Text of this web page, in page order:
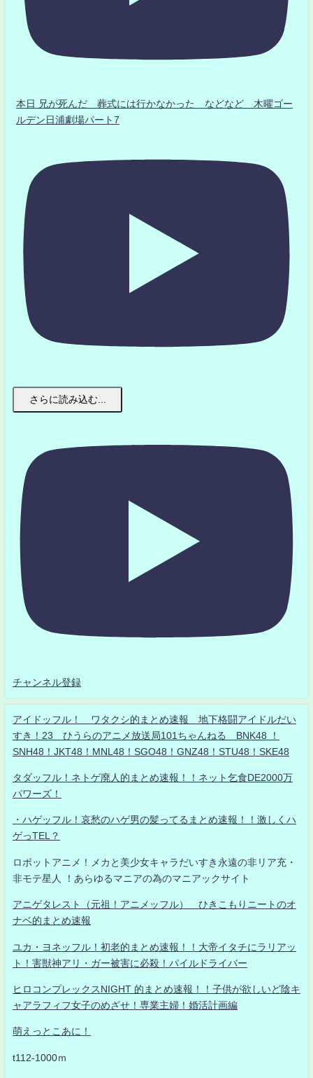
本日 兄が死んだ 葬式には行かなかった などなど 木曜ゴー
ルデン日浦劇場パート7
さらに読み込む...
チャンネル登録
アイドッフル！ ワタクシ的まとめ速報 地下格闘アイドルだい
すき！23 ひうらのアニメ放送局101ちゃんねる BNK48 ！
SNH48！JKT48！MNL48！SGO48！GNZ48！STU48！SKE48
タダッフル！ネトゲ廃人的まとめ速報！！ネット乞食DE2000万
パワーズ！
・ハゲッフル！哀愁のハゲ男の髪ってるまとめ速報！！激しくハ
ゲっTEL？
ロボットアニメ！メカと美少女キャラだいすき永遠の非リア充・
非モテ星人 ！あらゆるマニアの為のマニアックサイト
アニゲタレスト（元祖！アニメッフル） ひきこもりニートのオ
ナベ的まとめ速報
ユカ・ヨネッフル！初老的まとめ速報！！大帝イタチにラリアッ
ト！害獣神アリ・ガー被害に必殺！パイルドライバー
ヒロコンプレックスNIGHT 的まとめ速報！！子供が欲しいど陰キ
ャアラフィフ女子のめざせ！専業主婦！婚活計画編
萌えっとこあに！
t112-1000ｍ